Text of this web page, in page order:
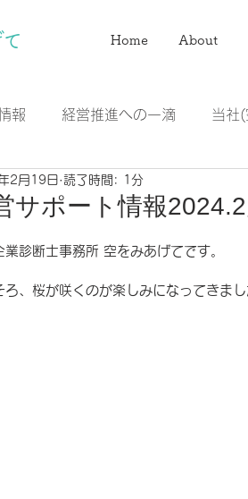
Home About
報 経営推進への一滴 当社
カフェスナックアマレット
サポート情報2024.2
2月19日 読了時間: 1分
業診断士事務所 空をみあげてです。
ろ、桜が咲くのが楽しみになってきま